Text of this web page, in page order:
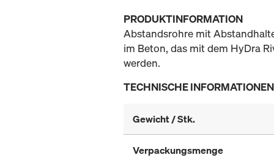
PRODUKTINFORMATION
Abstandsrohre mit
im Beton, das mit dem HyDra
werden.
TECHNISCHE INFORMATIONEN
Gewicht / Stk.
Verpackungsmenge